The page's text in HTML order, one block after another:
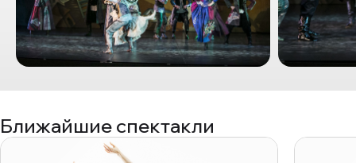
Ближайшие спектакли